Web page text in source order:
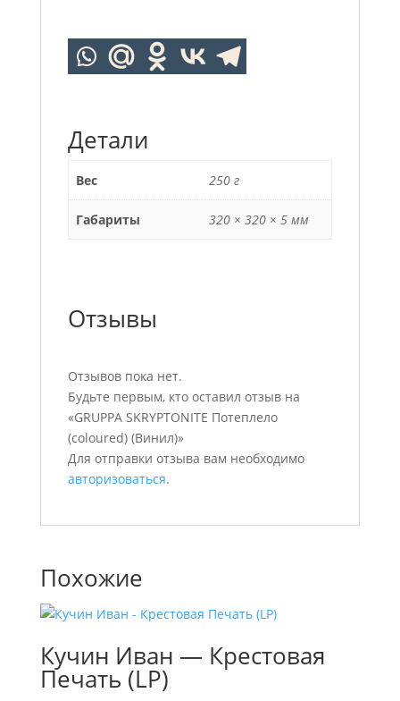
Детали
Вес 250 г
Габариты 320 × 320 × 5 мм
Отзывы
Отзывов пока нет.
Будьте первым, кто оставил отзыв на
«GRUPPA SKRYPTONITE Потеплело
(coloured) (Винил)»
Для отправки отзыва вам необходимо
авторизоваться.
Похожие
Кучин Иван — Крестовая
Печать (LP)